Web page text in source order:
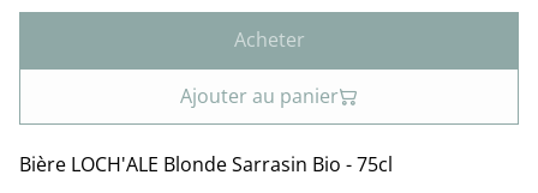
Acheter
Ajouter au panier
Bière LOCH'ALE Blonde Sarrasin Bio - 75cl